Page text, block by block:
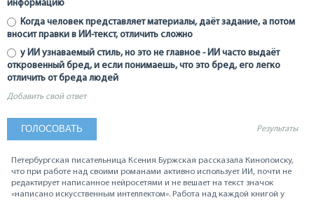
информацию
Когда человек представляет материалы, даёт задание, а потом
вносит правки в ИИ-текст, отличить сложно
у ИИ узнаваемый стиль, но это не главное - ИИ часто выдаёт
откровенный бред, и если понимаешь, что это бред, его легко
отличить от бреда людей
Добавить свой ответ
Результаты
Петербургская писательница Ксения Буржская рассказала Кинопоиску,
что при работе над своими романами активно использует ИИ, почти не
редактирует написанное нейросетями и не вешает на текст значок
«написано искусственным интеллектом». Работа над каждой книгой у